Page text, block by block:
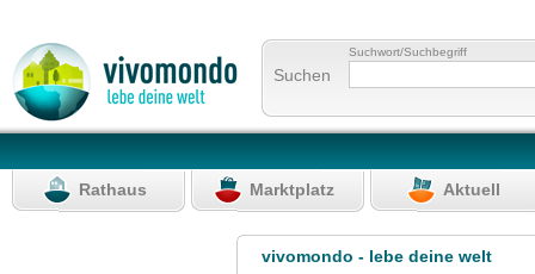
Suchen
Suchwort/Suchbegriff
Rathaus Marktplatz Aktuell
vivomondo - lebe deine welt